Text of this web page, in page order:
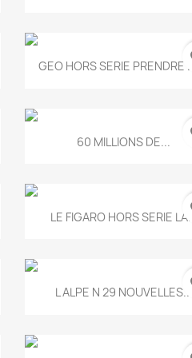
Aperçu rapide
GEO HORS SERIE PRENDRE
Aperçu rapide
60 MILLIONS DE...
Aperçu rapide
LE FIGARO HORS SERIE
Aperçu rapide
L ALPE N 29 NOUVELLES...